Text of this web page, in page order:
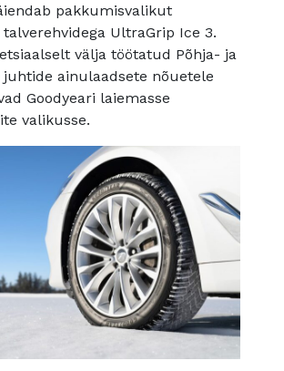
pakkumisvalikut
UltraGrip Ice 3.
välja töötatud Põhja- ja
juhtide ainulaadsete nõuetele
Goodyeari laiemasse
valikusse.